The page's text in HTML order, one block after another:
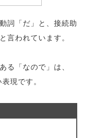
詞「だ」と、接続助
言われています。
る「なので」は、
現です。